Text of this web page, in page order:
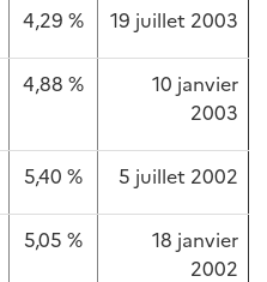
4,29 % 19 juillet 2003
4,88 %
10 janvier
2003
5,40 % 5 juillet 2002
5,05 %
18 janvier
2002